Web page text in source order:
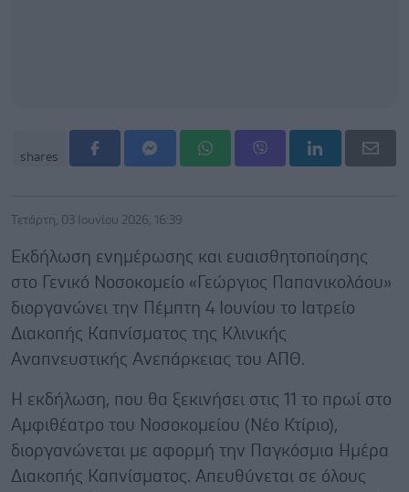
shares
Τετάρτη, 03 Ιουνίου 2026, 16:39
Εκδήλωση ενημέρωσης και ευαισθητοποίησης
στο Γενικό Νοσοκομείο «Γεώργιος Παπανικολάου»
διοργανώνει την Πέμπτη 4 Ιουνίου το Ιατρείο
Διακοπής Καπνίσματος της Κλινικής
Αναπνευστικής Ανεπάρκειας του ΑΠΘ.
Η εκδήλωση, που θα ξεκινήσει στις 11 το πρωί στο
Αμφιθέατρο του Νοσοκομείου (Νέο Κτίριο),
διοργανώνεται με αφορμή την Παγκόσμια Ημέρα
Διακοπής Καπνίσματος. Απευθύνεται σε όλους